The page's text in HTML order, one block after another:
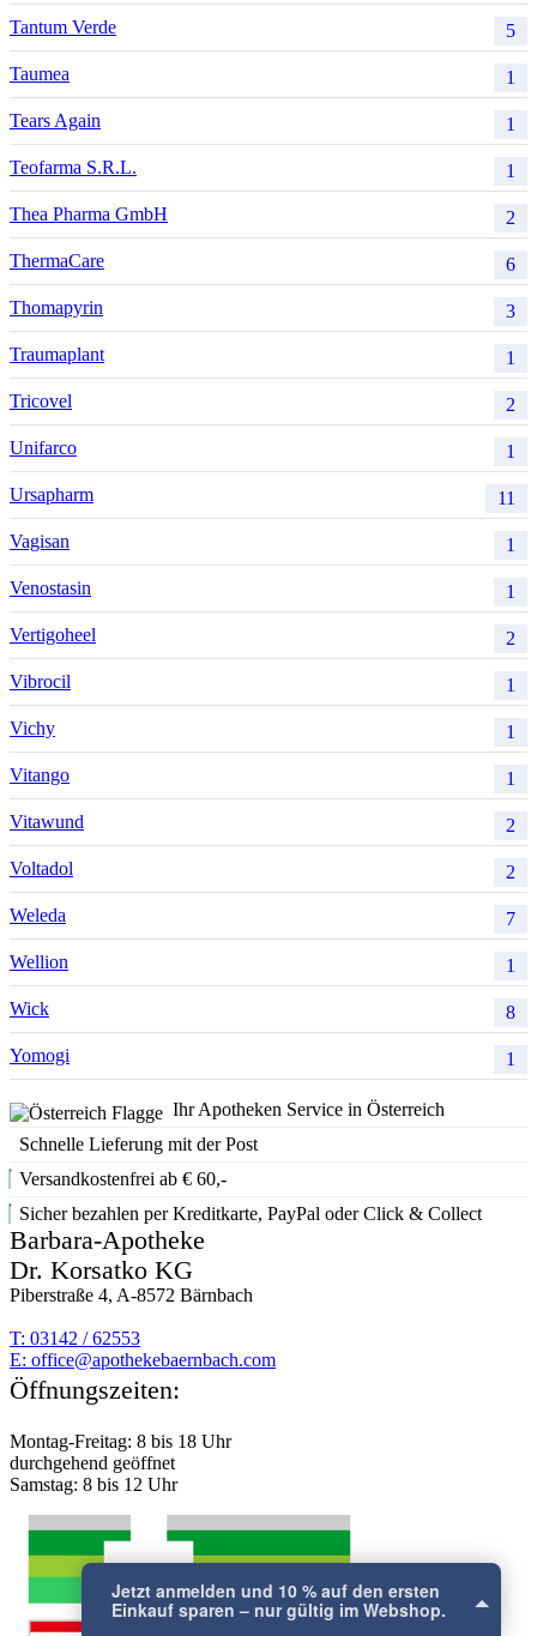
Jetzt anmelden und 10 % auf den ersten
Tantum Verde 5
Taumea 1
Tears Again 1
Teofarma S.R.L. 1
Thea Pharma GmbH 2
ThermaCare 6
Thomapyrin 3
Traumaplant 1
Tricovel 2
Unifarco 1
Ursapharm 11
Vagisan 1
Venostasin 1
Vertigoheel 2
Vibrocil 1
Vichy 1
Vitango 1
Vitawund 2
Voltadol 2
Weleda 7
Wellion 1
Wick 8
Yomogi 1
Ihr Apotheken Service in Österreich
Schnelle Lieferung mit der Post
Versandkostenfrei ab € 60,-
Sicher bezahlen per Kreditkarte, PayPal oder Click & Collect
Barbara-Apotheke
Dr. Korsatko KG
Piberstraße 4, A-8572 Bärnbach
T: 03142 / 62553
E: moc.hcabnreabekehtopa@eciffo
Öffnungszeiten:
Montag-Freitag: 8 bis 18 Uhr
durchgehend geöffnet
Samstag: 8 bis 12 Uhr